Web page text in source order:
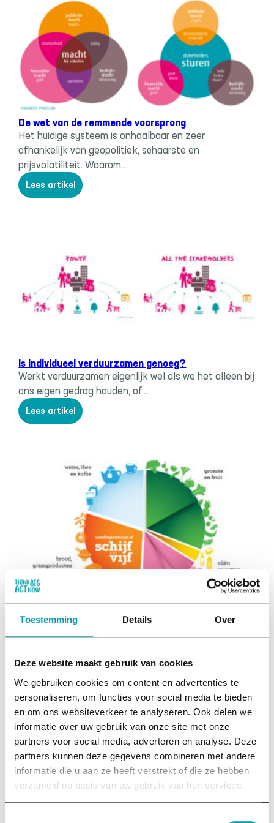
Toestemming Details Over
Deze website maakt gebruik van cookies
We gebruiken cookies om content en advertenties te
personaliseren, om functies voor social media te bieden
en om ons websiteverkeer te analyseren. Ook delen we
informatie over uw gebruik van onze site met onze
partners voor social media, adverteren en analyse. Deze
partners kunnen deze gegevens combineren met andere
informatie die u aan ze heeft verstrekt of die ze hebben
verzameld op basis van uw gebruik van hun services.
veel
risico’s
voor
de
economie
Systeemverandering,
Trias economica
De wet van de remmende voorsprong
Het huidige systeem is onhaalbaar en zeer
afhankelijk van geopolitiek, schaarste en
prijsvolatiliteit. Waarom…
Lees artikel:
De
voorsprong
Is individueel verduurzamen genoeg?
Werkt verduurzamen eigenlijk wel als we het alleen bij
ons eigen gedrag houden, of…
Lees artikel:
Is
genoeg?
Consumptie & dagelijkse keuzes, Verborgen Impact
Nieuwe Schijf van Vijf
Het Voedingscentrum heeft een nieuwe Schijf van Vijf
:
Nieuwe
Schijf
van
Vijf